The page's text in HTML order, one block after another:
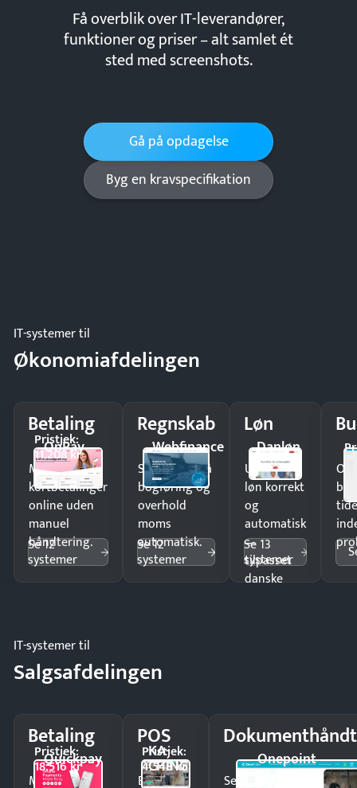
Få overblik over IT-leverandører,
funktioner og priser – alt samlet ét
sted med screenshots.
Gå på opdagelse
Byg en kravspecifikation
IT-systemer til
Økonomiafdelingen
Betaling
OnPay
Pristjek:
11.208 kr
Modtag
kortbetalinger
online uden
manuel
håndtering.
Se 12
systemer
Regnskab
Webfinance
Spar timer på
bogføring og
overhold
moms
automatisk.
Se 12
systemer
Løn
Danløn
Udbetal
løn korrekt
og
automatisk
—
tilpasset
danske
Se 13
systemer
IT-systemer til
Salgsafdelingen
Betaling
Quickpay
Pristjek:
18.516 kr
Modtag
POS
KA-
CHING
Pristjek:
4.548 kr
Ekspedér
Onepoint
Send kontrakter til